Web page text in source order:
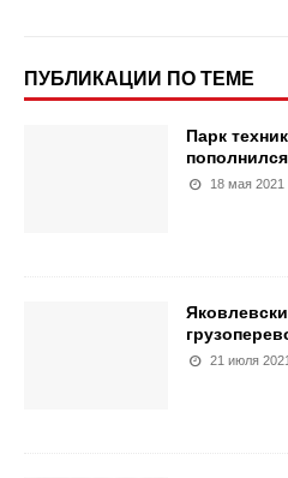
ПУБЛИКАЦИИ ПО ТЕМЕ
Парк
18 мая 2021
21 июля 2021